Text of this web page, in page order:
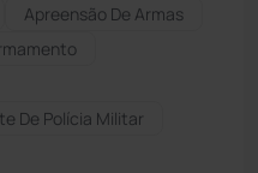
Apreensão De Armas
De Polícia Militar